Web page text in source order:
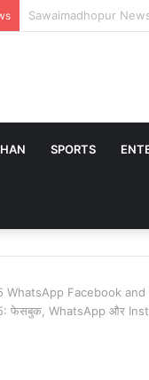
Specialty of Khumbi|
SPORTS
WhatsApp Facebook
WhatsApp और Insta